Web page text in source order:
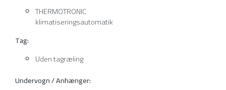
THERMOTRONIC
klimatiseringsautomatik
Tag:
Uden tagræling
Undervogn / Anhænger: